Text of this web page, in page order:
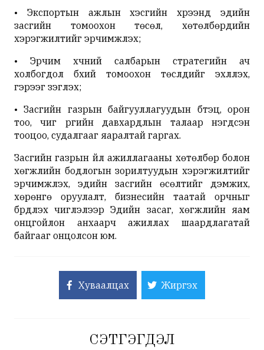
• Экспортын ажлын хэсгийн хүрээнд эдийн
засгийн томоохон төсөл, хөтөлбөрүүдийн
хэрэгжилтийг эрчимжүүлэх;
• Эрчим хүчний салбарын стратегийн ач
холбогдол бүхий томоохон төслүүдийг эхлүүлэх,
гэрээг үзэглэх;
• Засгийн газрын байгууллагуудын бүтэц, орон
тоо, чиг үүргийн давхардлын талаар нэгдсэн
тооцоо, судалгааг яаралтай гаргах.
Засгийн газрын үйл ажиллагааны хөтөлбөр болон
хөгжлийн бодлогын зорилтуудын хэрэгжилтийг
эрчимжүүлэх, эдийн засгийн өсөлтийг дэмжих,
хөрөнгө оруулалт, бизнесийн таатай орчныг
бүрдүүлэх чиглэлээр Эдийн засаг, хөгжлийн яам
онцгойлон анхаарч ажиллах шаардлагатай
байгааг онцолсон юм.
Хуваалцах Жиргэх
СЭТГЭГДЭЛ